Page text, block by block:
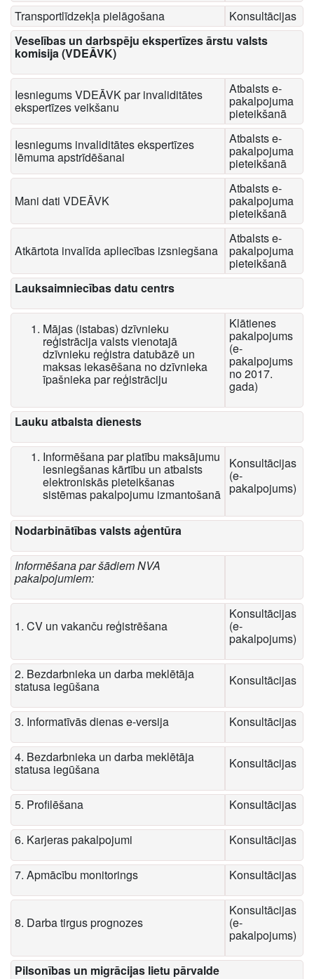
Transportlīdzekļa pielāgošana
Konsultācijas
​Veselības un darbspēju ekspertīzes ārstu valsts
komisija (VDEĀVK)
Iesniegums VDEĀVK par invaliditātes
ekspertīzes veikšanu
Atbalsts e-
pakalpojuma
pieteikšanā
Iesniegums invaliditātes ekspertīzes
lēmuma apstrīdēšanai
Atbalsts e-
pakalpojuma
pieteikšanā
Mani dati VDEĀVK
Atbalsts e-
pakalpojuma
pieteikšanā
Atkārtota invalīda apliecības izsniegšana
Atbalsts e-
pakalpojuma
pieteikšanā
Lauksaimniecības datu centrs
Mājas (istabas) dzīvnieku
reģistrācija valsts vienotajā
dzīvnieku reģistra datubāzē un
maksas iekasēšana no dzīvnieka
īpašnieka par reģistrāciju
Klātienes
pakalpojums
(e-
pakalpojums
no 2017.
gada)
Lauku atbalsta dienests
Informēšana par platību maksājumu
iesniegšanas kārtību un atbalsts
elektroniskās pieteikšanas
sistēmas pakalpojumu izmantošanā
Konsultācijas
(e-
pakalpojums)
Nodarbinātības valsts aģentūra
Informēšana par šādiem NVA
pakalpojumiem:
1. CV un vakanču reģistrēšana
Konsultācijas
(e-
pakalpojums)
2. Bezdarbnieka un darba meklētāja
statusa iegūšana Konsultācijas
3. Informatīvās dienas e-versija Konsultācijas
4. Bezdarbnieka un darba meklētāja
statusa iegūšana Konsultācijas
5. Profilēšana Konsultācijas
6. Karjeras pakalpojumi Konsultācijas
7. Apmācību monitorings Konsultācijas
8. Darba tirgus prognozes
Konsultācijas
(e-
pakalpojums)
Pilsonības un migrācijas lietu pārvalde